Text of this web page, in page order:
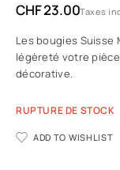
CHF23.00Taxes
Les bougies Suisse
légèreté votre
décorative.
RUPTURE DE STOCK
ADD TO WISHLIST